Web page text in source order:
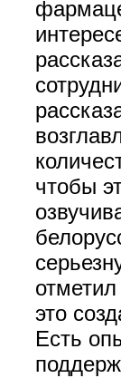
чтобы
это
Есть